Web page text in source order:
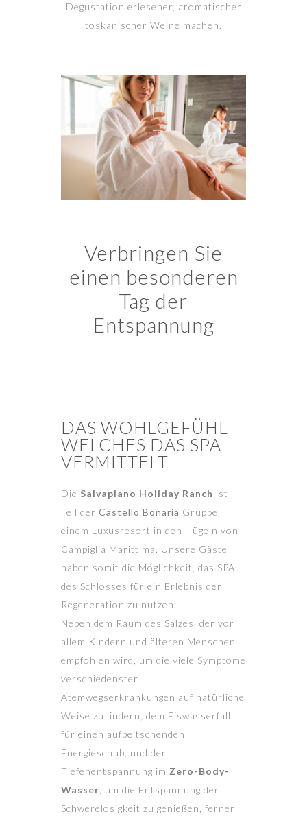
Degustation erlesener, aromatischer
toskanischer Weine machen.
Verbringen Sie
einen besonderen
Tag der
Entspannung
DAS WOHLGEFÜHL
WELCHES DAS SPA
VERMITTELT
Die Salvapiano Holiday Ranch ist
Teil der Castello Bonaria Gruppe,
einem Luxusresort in den Hügeln von
Campiglia Marittima. Unsere Gäste
haben somit die Möglichkeit, das SPA
des Schlosses für ein Erlebnis der
Regeneration zu nutzen.
Neben dem Raum des Salzes, der vor
allem Kindern und älteren Menschen
empfohlen wird, um die viele Symptome
verschiedenster
Atemwegserkrankungen auf natürliche
Weise zu lindern, dem Eiswasserfall,
für einen aufpeitschenden
Energieschub, und der
Tiefenentspannung im Zero-Body-
Wasser , um die Entspannung der
Schwerelosigkeit zu genießen, ferner